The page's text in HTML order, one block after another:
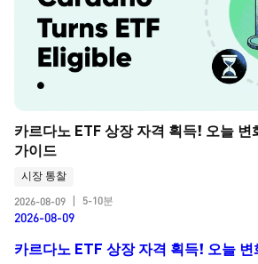
카르다노 ETF 상장 자격 획득! 오늘 변
가이드
시장 통찰
2026-08-09
5-10분
2026-08-09
카르다노 ETF 상장 자격 획득! 오늘